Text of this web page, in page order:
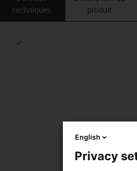
techniques
produit
English
Privacy